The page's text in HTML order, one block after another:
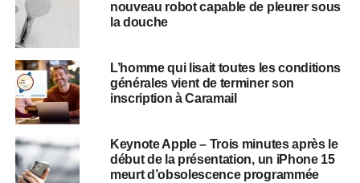
nouveau robot capable de pleurer sous
la douche
L’homme qui lisait toutes les conditions
générales vient de terminer son
inscription à Caramail
Keynote Apple – Trois minutes après le
début de la présentation, un iPhone 15
meurt d’obsolescence programmée